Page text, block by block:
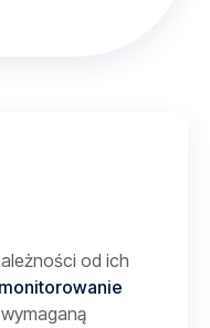
od ich
monitorowanie